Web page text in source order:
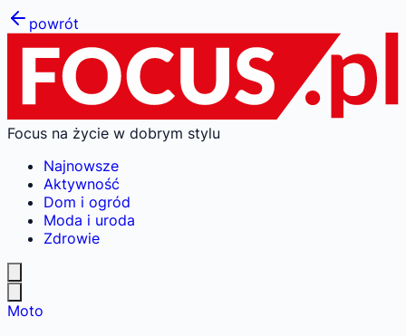
powrót
Focus na życie w dobrym stylu
Najnowsze
Aktywność
Dom i ogród
Moda i uroda
Zdrowie
Moto